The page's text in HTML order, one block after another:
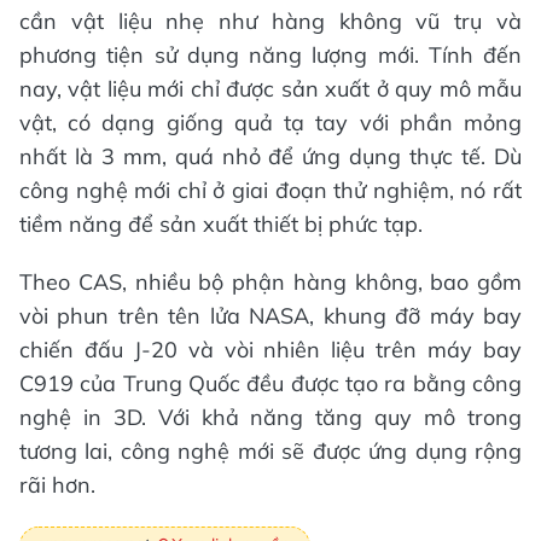
cần vật liệu nhẹ như hàng không vũ trụ và
phương tiện sử dụng năng lượng mới. Tính đến
nay, vật liệu mới chỉ được sản xuất ở quy mô mẫu
vật, có dạng giống quả tạ tay với phần mỏng
nhất là 3 mm, quá nhỏ để ứng dụng thực tế. Dù
công nghệ mới chỉ ở giai đoạn thử nghiệm, nó rất
tiềm năng để sản xuất thiết bị phức tạp.
Theo CAS, nhiều bộ phận hàng không, bao gồm
vòi phun trên tên lửa NASA, khung đỡ máy bay
chiến đấu J-20 và vòi nhiên liệu trên máy bay
C919 của Trung Quốc đều được tạo ra bằng công
nghệ in 3D. Với khả năng tăng quy mô trong
tương lai, công nghệ mới sẽ được ứng dụng rộng
rãi hơn.